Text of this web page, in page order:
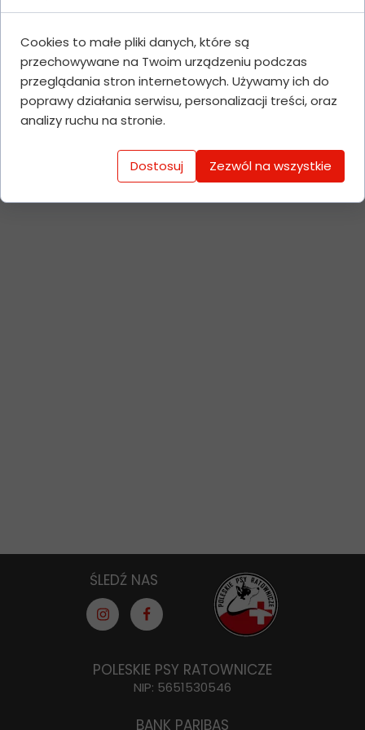
wypracowane odruchy.
przełamywanie bariery lęku przed
udzieleniem pomocy.
Dziękujemy Centrum Wolontariatu w
Lublinieza zaproszenie i uczestnikom
za ich ogromne zaangażowanie.
Świadomy wolontariusz to
bezpieczniejsza społeczność lokalna.
ŚLEDŹ NAS
POLESKIE PSY RATOWNICZE
NIP: 5651530546
BANK PARIBAS
Cookies to małe pliki danych, które są
przechowywane na Twoim urządzeniu podczas
przeglądania stron internetowych. Używamy ich do
poprawy działania serwisu, personalizacji treści, oraz
analizy ruchu na stronie.
Dostosuj Zezwól na wszystkie